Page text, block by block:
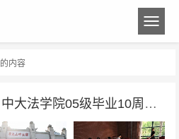
的内容
法漾年华，律动青春 | 中大法学院05级毕业10周年聚会